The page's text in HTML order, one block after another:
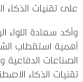
على تقنيات الذكاء
وأكد سعادة اللواء
أهمية استقطاب
الصناعات الدفاعية
تقنيات الذكاء